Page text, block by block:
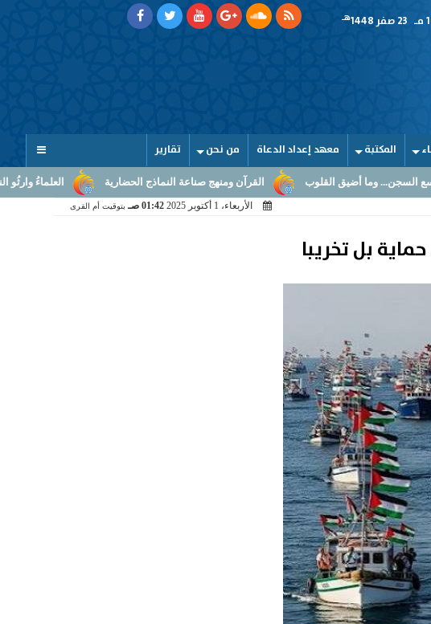
هـ
المكتبة معهد إعداد الدعاة من نحن تقارير
العلماءُ وارثُو النبوّة: من بلاغ القرآن ومنهج صناعة النماذج الحضارية
الأربعاء، 1 أكتوبر 2025 01:42 صـ بتوقيت أم القرى
بل تخريبا